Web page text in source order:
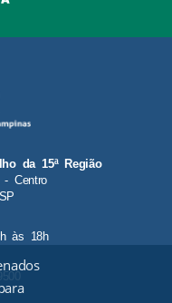
da 15ª Região
- Centro
às 18h